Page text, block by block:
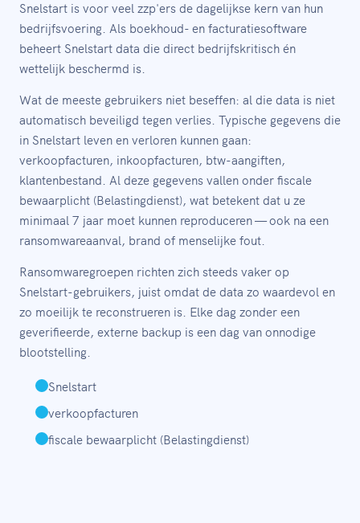
Snelstart is voor veel zzp'ers de dagelijkse kern van hun
bedrijfsvoering. Als boekhoud- en facturatiesoftware
beheert Snelstart data die direct bedrijfskritisch én
wettelijk beschermd is.
Wat de meeste gebruikers niet beseffen: al die data is niet
automatisch beveiligd tegen verlies. Typische gegevens die
in Snelstart leven en verloren kunnen gaan:
verkoopfacturen, inkoopfacturen, btw-aangiften,
klantenbestand. Al deze gegevens vallen onder fiscale
bewaarplicht (Belastingdienst), wat betekent dat u ze
minimaal 7 jaar moet kunnen reproduceren — ook na een
ransomwareaanval, brand of menselijke fout.
Ransomwaregroepen richten zich steeds vaker op
Snelstart-gebruikers, juist omdat de data zo waardevol en
zo moeilijk te reconstrueren is. Elke dag zonder een
geverifieerde, externe backup is een dag van onnodige
blootstelling.
Snelstart
verkoopfacturen
fiscale bewaarplicht (Belastingdienst)